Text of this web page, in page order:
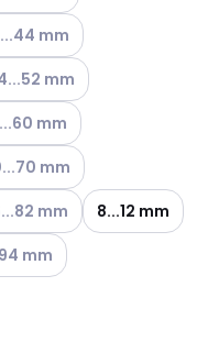
vaihtoehdot
käytettävissä olevat
mm
vaihtoehdot
käytettävissä olevat
mm
vaihtoehdot
käytettävissä olevat
mm
vaihtoehdot
käytettävissä olevat
mm
vaihtoehdot
käytettävissä olevat
mm
8...12 mm
vaihtoehdotolevat
mm